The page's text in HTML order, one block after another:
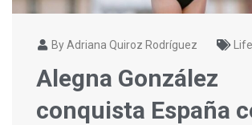
By Adriana Quiroz Rodríguez
Alegna González
conquista España